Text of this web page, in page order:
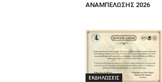
ΑΝΑΜΠΕΛΩΣΗΣ 2026
ΕΚΔΗΛΩΣΕΙΣ